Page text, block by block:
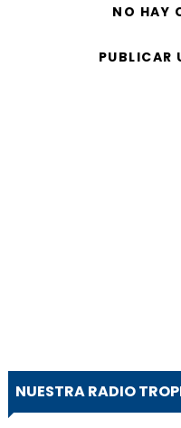
NO HAY
PUBLICAR
NUESTRA RADIO